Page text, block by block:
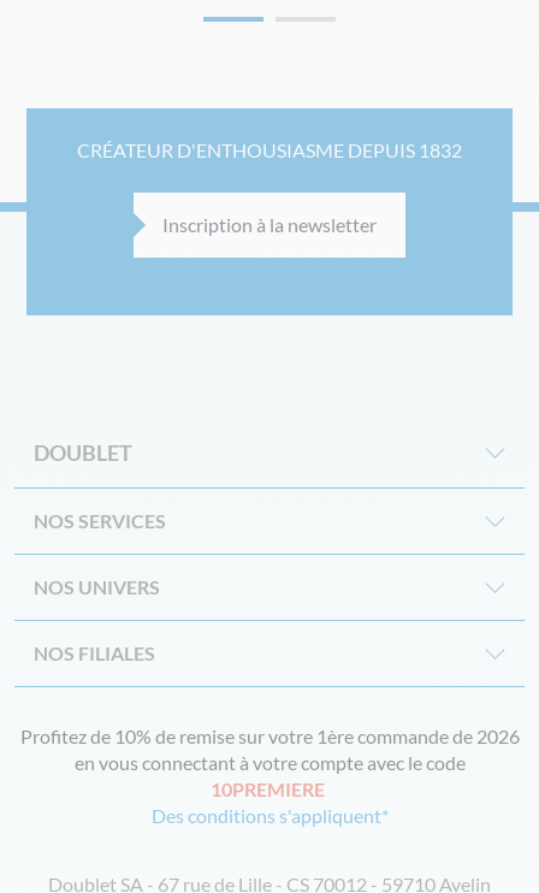
CRÉATEUR D'ENTHOUSIASME DEPUIS 1832
Inscription à la newsletter
DOUBLET
NOS SERVICES
NOS UNIVERS
NOS FILIALES
Profitez de 10% de remise sur votre 1ère commande de 2026
en vous connectant à votre compte avec le code
10PREMIERE
Des conditions s'appliquent*
Doublet SA - 67 rue de Lille - CS 70012 - 59710 Avelin